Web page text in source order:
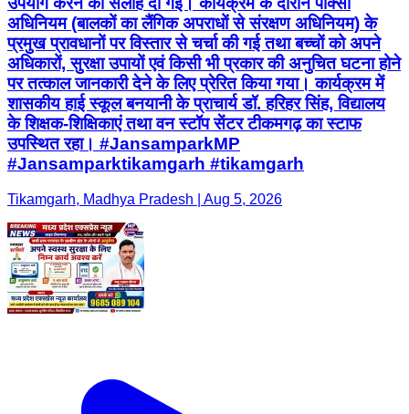
अधिनियम (बालकों का लैंगिक अपराधों से संरक्षण अधिनियम) के
प्रमुख प्रावधानों पर विस्तार से चर्चा की गई तथा बच्चों को अपने
अधिकारों, सुरक्षा उपायों एवं किसी भी प्रकार की अनुचित घटना होने
पर तत्काल जानकारी देने के लिए प्रेरित किया गया। कार्यक्रम में
शासकीय हाई स्कूल बनयानी के प्राचार्य डॉ. हरिहर सिंह, विद्यालय
के शिक्षक-शिक्षिकाएं तथा वन स्टॉप सेंटर टीकमगढ़ का स्टाफ
उपस्थित रहा। #JansamparkMP
#Jansamparktikamgarh #tikamgarh
Tikamgarh, Madhya Pradesh | Aug 5, 2026